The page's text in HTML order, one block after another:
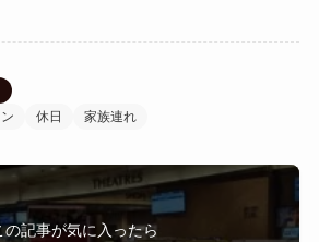
休日 家族連れ
の記事が気に入ったら